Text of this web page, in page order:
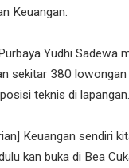
Keuangan.
Yudhi Sadewa
sekitar 380
teknis di lapangan.
Keuangan sendiri
kan buka di Bea